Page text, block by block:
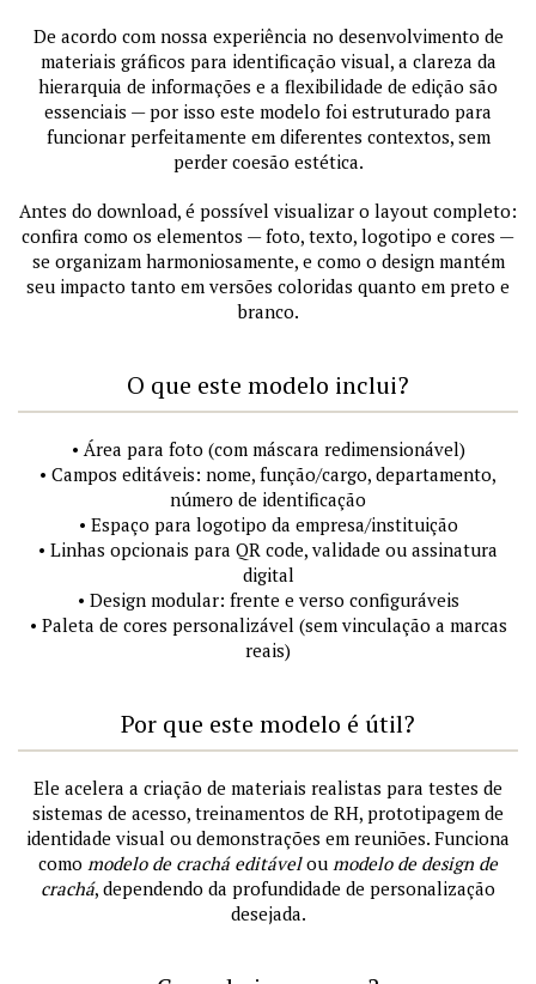
De acordo com nossa experiência no desenvolvimento de
materiais gráficos para identificação visual, a clareza da
hierarquia de informações e a flexibilidade de edição são
essenciais — por isso este modelo foi estruturado para
funcionar perfeitamente em diferentes contextos, sem
perder coesão estética.
Antes do download, é possível visualizar o layout completo:
confira como os elementos — foto, texto, logotipo e cores —
se organizam harmoniosamente, e como o design mantém
seu impacto tanto em versões coloridas quanto em preto e
branco.
O que este modelo inclui?
• Área para foto (com máscara redimensionável)
• Campos editáveis: nome, função/cargo, departamento,
número de identificação
• Espaço para logotipo da empresa/instituição
• Linhas opcionais para QR code, validade ou assinatura
digital
• Design modular: frente e verso configuráveis
• Paleta de cores personalizável (sem vinculação a marcas
reais)
Por que este modelo é útil?
Ele acelera a criação de materiais realistas para testes de
sistemas de acesso, treinamentos de RH, prototipagem de
identidade visual ou demonstrações em reuniões. Funciona
como modelo de crachá editávelou modelo de design de
crachá, dependendo da profundidade de personalização
desejada.